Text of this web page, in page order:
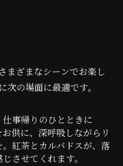
まざまなシーンでお楽し
次の場面に最適です。
事帰りのひとときに
供に、深呼吸しながらリ
紅茶とカルバドスが、落
させてくれます。